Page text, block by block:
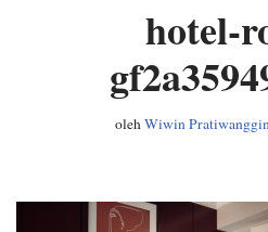
hotel-
olehWiwin